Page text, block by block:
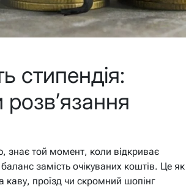
стипендія:
знає той момент, коли відкриває
замість очікуваних коштів. Це як
каву, проїзд чи скромний шопінг